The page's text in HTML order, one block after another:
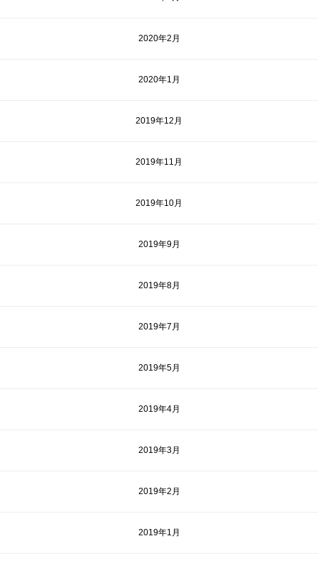
2020年2月
2020年1月
2019年12月
2019年11月
2019年10月
2019年9月
2019年8月
2019年7月
2019年5月
2019年4月
2019年3月
2019年2月
2019年1月